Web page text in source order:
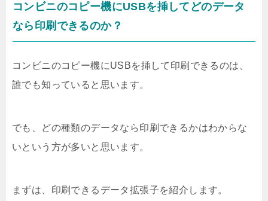
コンビニのコピー機にUSBを挿してどのデータ
なら印刷できるのか？
コンビニのコピー機にUSBを挿して印刷できるのは、
誰でも知っていると思います。
でも、どの種類のデータなら印刷できるかはわからな
いという方が多いと思います。
まずは、印刷できるデータ拡張子を紹介します。